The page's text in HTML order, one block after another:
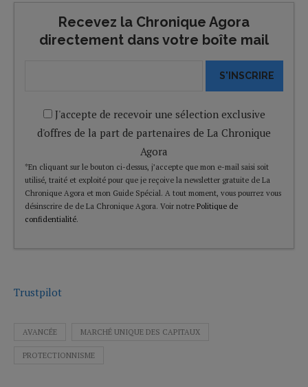
Recevez la Chronique Agora
directement dans votre boîte mail
S'INSCRIRE
J'accepte de recevoir une sélection exclusive
d'offres de la part de partenaires de La Chronique
Agora
*En cliquant sur le bouton ci-dessus, j’accepte que mon e-mail saisi soit
utilisé, traité et exploité pour que je reçoive la newsletter gratuite de La
Chronique Agora et mon Guide Spécial. A tout moment, vous pourrez vous
désinscrire de de La Chronique Agora. Voir notre Politique de
confidentialité.
Trustpilot
AVANCÉE MARCHÉ UNIQUE DES CAPITAUX
PROTECTIONNISME